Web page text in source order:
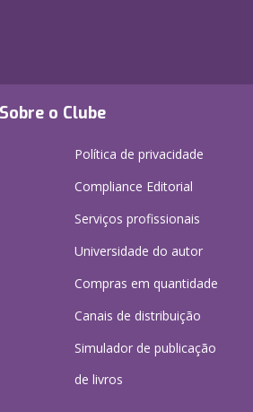
Sobre o Clube
Política de privacidade
Compliance Editorial
Serviços profissionais
Universidade do autor
Compras em quantidade
Canais de distribuição
Simulador de publicação
de livros